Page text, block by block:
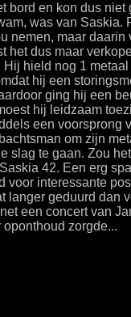
bord en kon dus
was van Saskia.
nemen, maar
het dus maar
hield nog 1
hij een
ging hij een
hij leidzaam
een voorsprong
om zijn
slag te gaan. Zou
42. Een erg
voor interessante
langer geduurd dan
een concert van
zorgde...